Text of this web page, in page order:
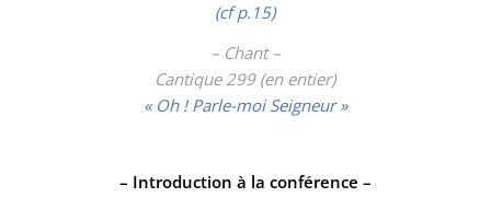
(cf p.15)
– Chant –
Cantique 299 (en entier)
« Oh ! Parle-moi Seigneur »
– Introduction à la conférence –